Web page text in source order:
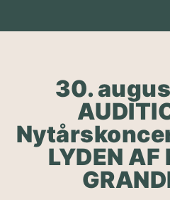
30.
LYDEN AF